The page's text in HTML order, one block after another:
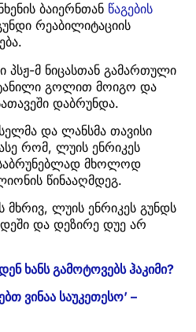
ბაიერნთან წაგების
რეაბილიტაციის
მ ნიცასთან გამართული
გოლით მოიგო და
დაბრუნდა.
და ლანსმა თავისი
რომ, ლუის ენრიკეს
მხოლოდ
წინააღმდეგ.
ლუის ენრიკეს გუნდს
და დეზირე დუე არ
ხანს გამოტოვებს ჰაკიმი?
ვინაა საუკეთესო’ –